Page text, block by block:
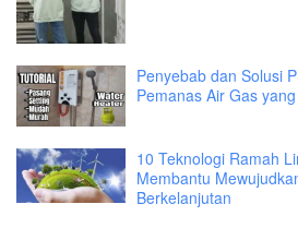
Penyebab dan Solusi
Pemanas Air Gas
10 Teknologi Ramah
Membantu
Berkelanjutan